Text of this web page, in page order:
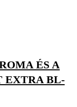
ÉS A
EXTRA BL-